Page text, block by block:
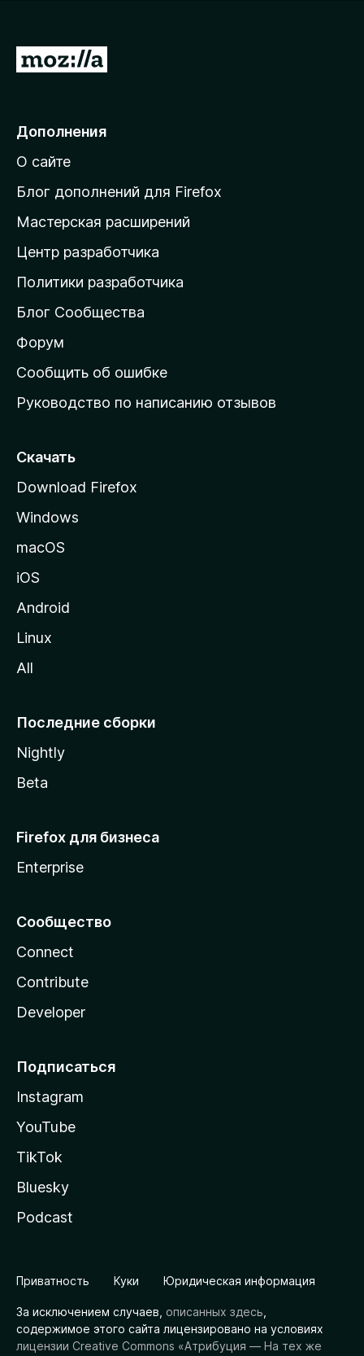
П
е
й
т
и
а
д
о
а
ш
н
ю
т
а
н
и
у
M
o
i
l
Дополнения
О сайте
Блог дополнений для Firefox
Мастерская расширений
Центр разработчика
Политики разработчика
Блог Сообщества
Форум
Сообщить об ошибке
Руководство по написанию отзывов
Скачать
Download Firefox
Windows
macOS
iOS
Android
Linux
All
Последние сборки
Nightly
Beta
Firefox для бизнеса
Enterprise
Сообщество
Connect
Contribute
Developer
Подписаться
Instagram
YouTube
TikTok
Bluesky
Podcast
Приватность Куки Юридическая информация
За исключением случаев, описанных здесь
содержимое этого сайта лицензировано на условиях
лицензии Creative Commons «Атрибуция — На тех же